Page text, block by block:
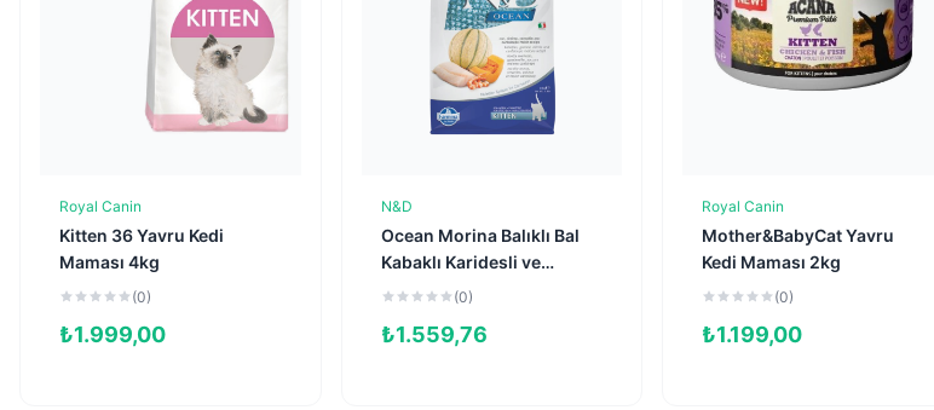
Sepete Ekle
Royal Canin
Kitten 36 Yavru Kedi
Maması 4kg
(0)
₺1.999,00
N&D
Ocean Morina Balıklı Bal
Kabaklı Karidesli ve
Kavunlu Tahılsız Yavru
(0)
₺1.559,76
Sepete Ekle
Royal Canin
Mother&BabyCat Yavru
Kedi Maması 2kg
(0)
₺1.199,00